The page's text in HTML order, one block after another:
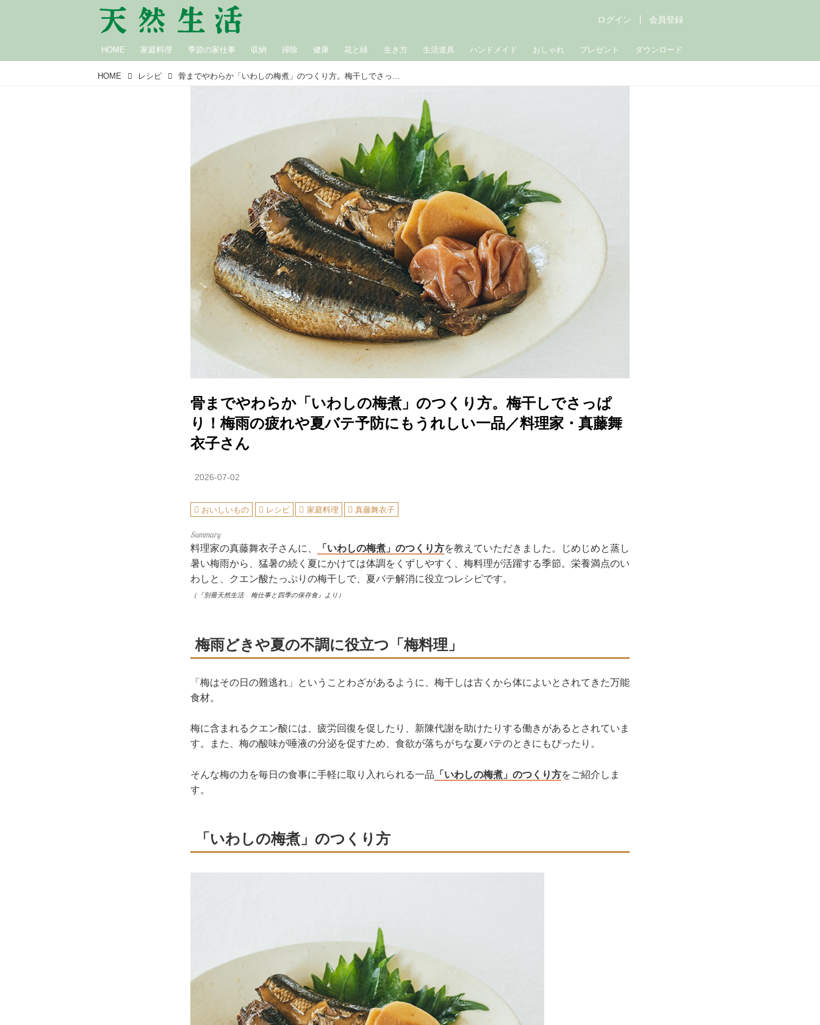
HOME 家庭料理 季節の家仕事 収納 掃除 健康 花と緑 生き方 生活道具 ハンドメイド おしゃれ プレゼント ダウンロード
ログイン 会員登録
HOME レシピ 骨までやわらか「いわしの梅煮」のつくり方。梅干しでさっぱり！梅雨の疲れや夏バテ予防にもうれしい一品／料理家・真藤舞衣子さん
骨までやわらか「いわしの梅煮」のつくり方。梅干しでさっぱ
り！梅雨の疲れや夏バテ予防にもうれしい一品／料理家・真藤舞
衣子さん
2026-07-02
おいしいもの レシピ 家庭料理 真藤舞衣子
料理家の真藤舞衣子さんに、 「いわしの梅煮」のつくり方を教えていただきました。じめじめと蒸し
暑い梅雨から、猛暑の続く夏にかけては体調をくずしやすく、梅料理が活躍する季節。栄養満点のい
わしと、クエン酸たっぷりの梅干しで、夏バテ解消に役立つレシピです。
（『別冊天然生活 梅仕事と四季の保存食』より）
梅雨どきや夏の不調に役立つ「梅料理」
「梅はその日の難逃れ」ということわざがあるように、梅干しは古くから体によいとされてきた万能
食材。
梅に含まれるクエン酸には、疲労回復を促したり、新陳代謝を助けたりする働きがあるとされていま
す。また、梅の酸味が唾液の分泌を促すため、食欲が落ちがちな夏バテのときにもぴったり。
そんな梅の力を毎日の食事に手軽に取り入れられる一品 「いわしの梅煮」のつくり方をご紹介しま
す。
「いわしの梅煮」のつくり方